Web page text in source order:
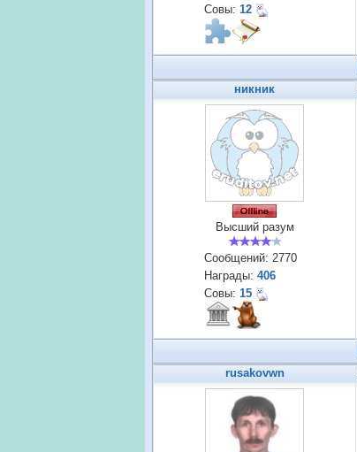
Совы: 12
никник
Высший разум
Сообщений: 2770
Награды: 406
Совы: 15
rusakovwn